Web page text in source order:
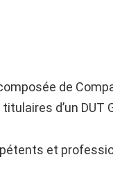
de
d’un DUT
et